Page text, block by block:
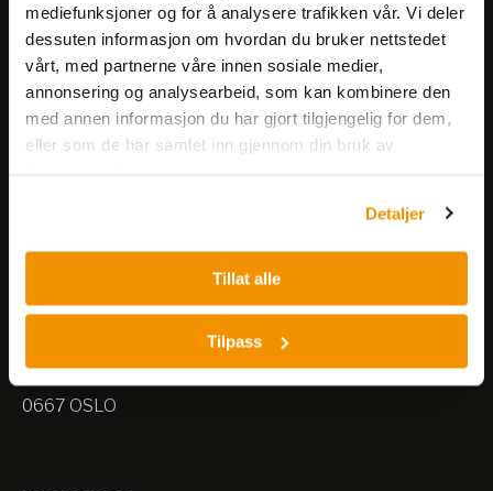
mediefunksjoner og for å analysere trafikken vår. Vi deler
dessuten informasjon om hvordan du bruker nettstedet
vårt, med partnerne våre innen sosiale medier,
annonsering og analysearbeid, som kan kombinere den
med annen informasjon du har gjort tilgjengelig for dem,
eller som de har samlet inn gjennom din bruk av
Detaljer
Tillat alle
Tilpass
Meld på nyhetsbrev
Nils Hansens vei 8
0667 OSLO